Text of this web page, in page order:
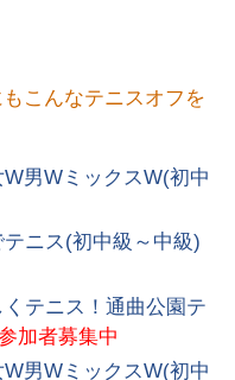
こんなテニスオフを
男WミックスW(初中
ニス(初中級～中級)
テニス！通曲公園テ
加者募集中
男WミックスW(初中